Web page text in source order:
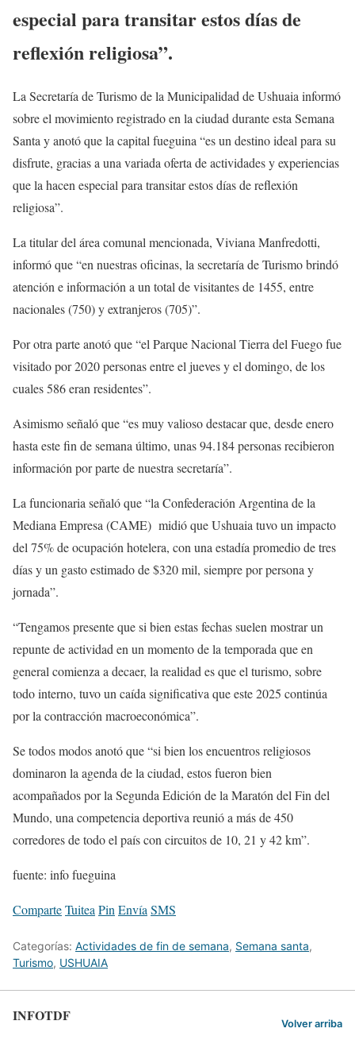
especial para transitar estos días de
reflexión religiosa”.
La Secretaría de Turismo de la Municipalidad de Ushuaia informó
sobre el movimiento registrado en la ciudad durante esta Semana
Santa y anotó que la capital fueguina “es un destino ideal para su
disfrute, gracias a una variada oferta de actividades y experiencias
que la hacen especial para transitar estos días de reflexión
religiosa”.
La titular del área comunal mencionada, Viviana Manfredotti,
informó que “en nuestras oficinas, la secretaría de Turismo brindó
atención e información a un total de visitantes de 1455, entre
nacionales (750) y extranjeros (705)”.
Por otra parte anotó que “el Parque Nacional Tierra del Fuego fue
visitado por 2020 personas entre el jueves y el domingo, de los
cuales 586 eran residentes”.
Asimismo señaló que “es muy valioso destacar que, desde enero
hasta este fin de semana último, unas 94.184 personas recibieron
información por parte de nuestra secretaría”.
La funcionaria señaló que “la Confederación Argentina de la
Mediana Empresa (CAME) midió que Ushuaia tuvo un impacto
del 75% de ocupación hotelera, con una estadía promedio de tres
días y un gasto estimado de $320 mil, siempre por persona y
jornada”.
“Tengamos presente que si bien estas fechas suelen mostrar un
repunte de actividad en un momento de la temporada que en
general comienza a decaer, la realidad es que el turismo, sobre
todo interno, tuvo un caída significativa que este 2025 continúa
por la contracción macroeconómica”.
Se todos modos anotó que “si bien los encuentros religiosos
dominaron la agenda de la ciudad, estos fueron bien
acompañados por la Segunda Edición de la Maratón del Fin del
Mundo, una competencia deportiva reunió a más de 450
corredores de todo el país con circuitos de 10, 21 y 42 km”.
fuente: info fueguina
ComparteTuitea Pin Envía SMS
Categorías: Actividades de fin de semana, Semana santa,
Turismo, USHUAIA
INFOTDF Volver arriba